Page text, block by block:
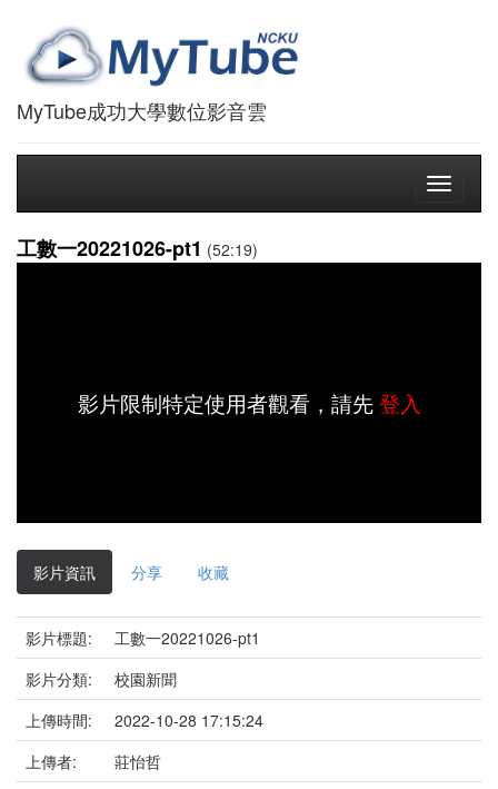
MyTube成功大學數位影音雲
Toggle
工數一20221026-pt1 (52:19)
影片限制特定使用者觀看，請先登入
影片資訊 分享 收藏
影片標題:
工數一20221026-pt1
影片分類:
校園新聞
上傳時間:
2022-10-28 17:15:24
上傳者:
莊怡哲